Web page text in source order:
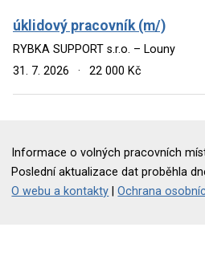
úklidový pracovník (m/)
RYBKA SUPPORT s.r.o. – Louny
31. 7. 2026
· 22 000 Kč
Informace o volných pracovních
Poslední aktualizace dat proběhla
O webu a kontakty |Ochrana